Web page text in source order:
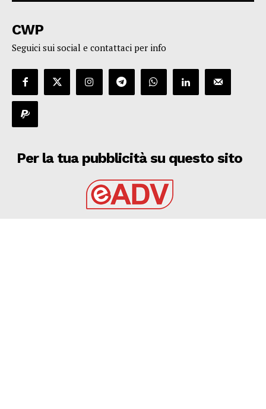
CWP
Seguici sui social e contattaci per info
Per la tua pubblicità su questo sito